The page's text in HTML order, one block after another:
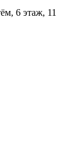
6 этаж, 11